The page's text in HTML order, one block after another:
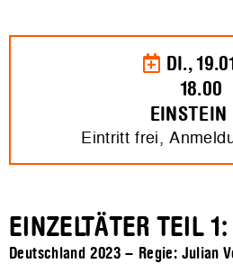
DI.,
18.00
EINSTEIN
Eintritt frei,
EINZELTÄTER TEIL
Deutschland 2023 – Regie: Julian